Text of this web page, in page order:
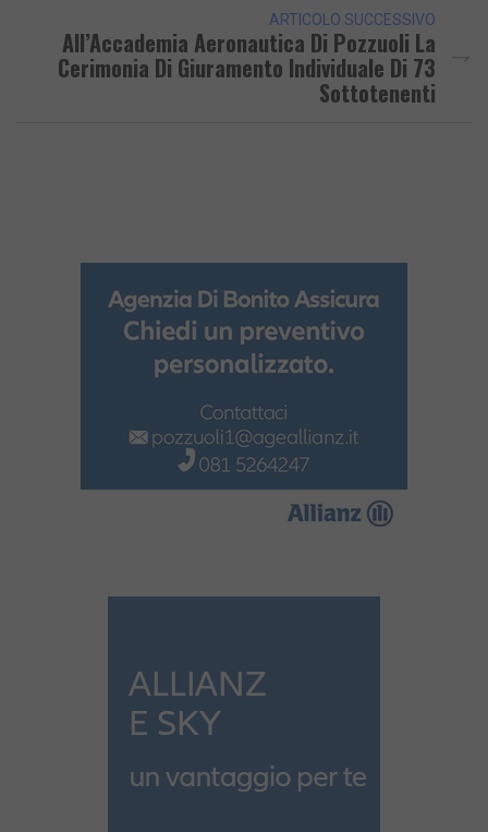
ARTICOLO SUCCESSIVO
All’Accademia Aeronautica Di Pozzuoli La
Cerimonia Di Giuramento Individuale Di 73
Sottotenenti